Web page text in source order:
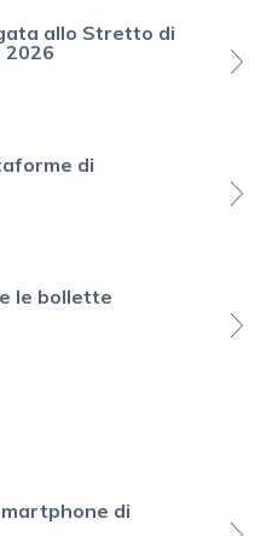
allo Stretto di
2026
di
le bollette
di